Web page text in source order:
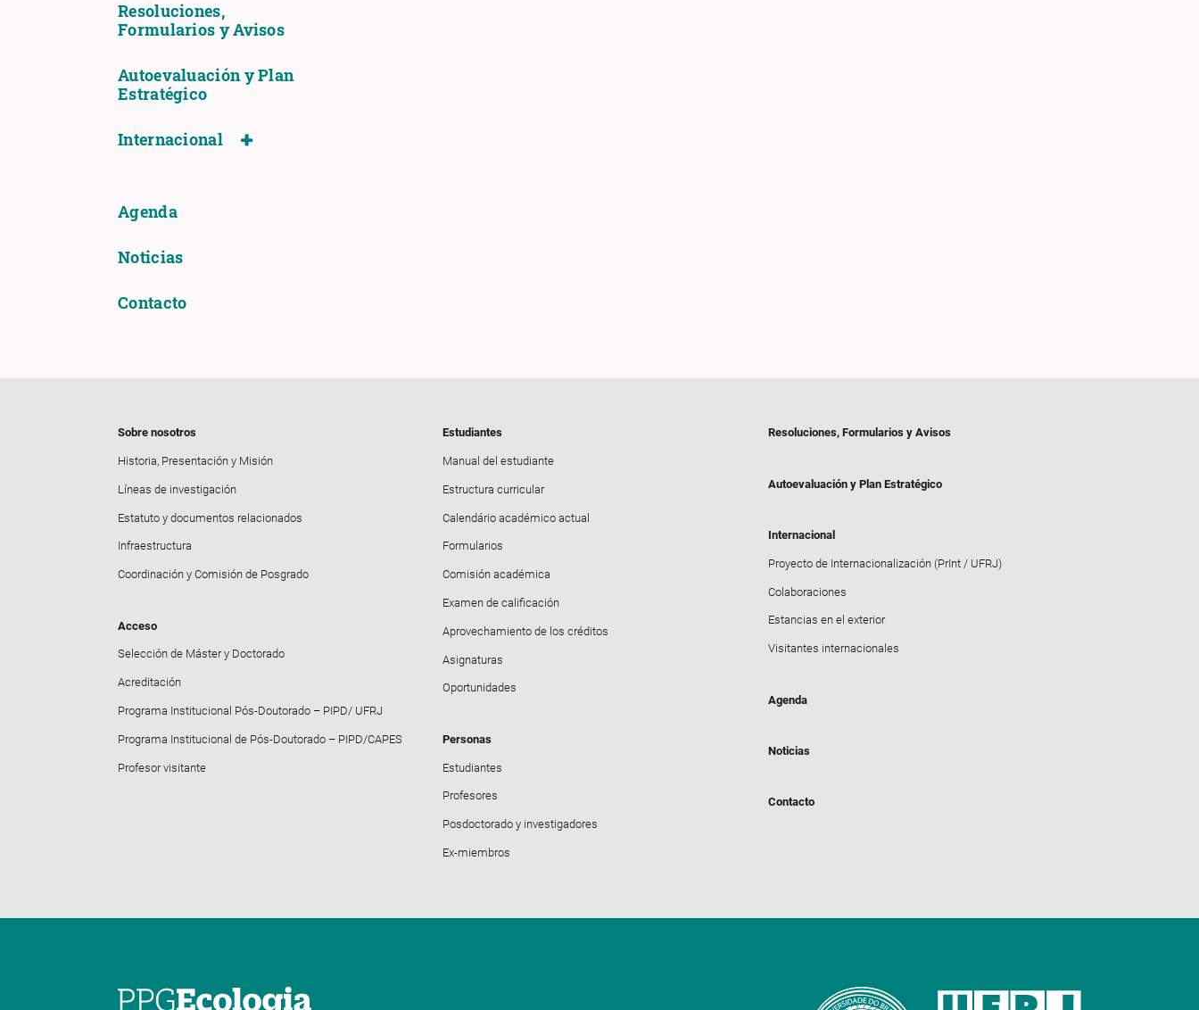
Resoluciones,
Formularios y Avisos
Autoevaluación y Plan
Estratégico
Internacional
Agenda
Noticias
Contacto
Sobre nosotros
Historia, Presentación y Misión
Líneas de investigación
Estatuto y documentos relacionados
Infraestructura
Coordinación y Comisión de Posgrado
Acceso
Selección de Máster y Doctorado
Acreditación
Programa Institucional Pós-Doutorado – PIPD/ UFRJ
Programa Institucional de Pós-Doutorado – PIPD/CAPES
Profesor visitante
Estudiantes
Manual del estudiante
Estructura curricular
Calendário académico actual
Formularios
Comisión académica
Examen de calificación
Aprovechamiento de los créditos
Asignaturas
Oportunidades
Personas
Estudiantes
Profesores
Posdoctorado y investigadores
Ex-miembros
Resoluciones, Formularios y Avisos
Autoevaluación y Plan Estratégico
Internacional
Proyecto de Internacionalización (PrInt / UFRJ)
Colaboraciones
Estancias en el exterior
Visitantes internacionales
Agenda
Noticias
Contacto